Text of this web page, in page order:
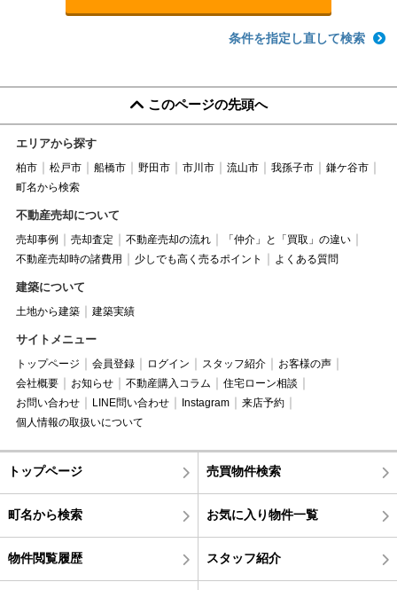
条件を指定し直して検索
このページの先頭へ
エリアから探す
柏市 松戸市 船橋市 野田市 市川市 流山市 我孫子市
鎌ケ谷市
町名から検索
不動産売却について
売却事例 売却査定 不動産売却の流れ
「仲介」と「買取」の違い
不動産売却時の諸費用
少しでも高く売るポイント よくある質問
建築について
土地から建築 建築実績
サイトメニュー
トップページ 会員登録 ログイン スタッフ紹介
お客様の声
会社概要
お知らせ 不動産購入コラム
住宅ローン相談
お問い合わせ
LINE問い合わせ Instagram
来店予約
個人情報の取扱いについて
トップページ 売買物件検索
町名から検索 お気に入り物件一覧
物件閲覧履歴 スタッフ紹介